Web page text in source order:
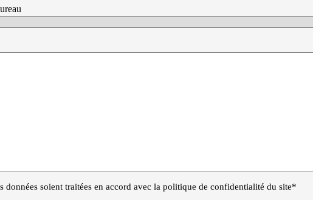
données soient traitées en accord avec la politique de confidentialité du site*